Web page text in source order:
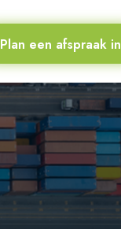
Plan een afspraak in